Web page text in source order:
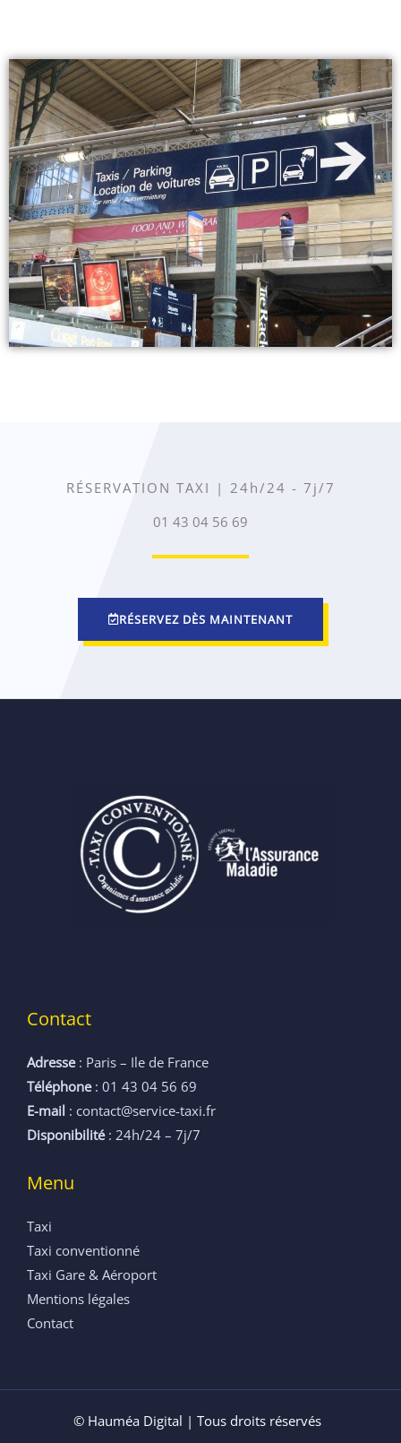
RÉSERVATION TAXI | 24h/24 - 7j/7
01 43 04 56 69
RÉSERVEZ DÈS MAINTENANT
Contact
Adresse: Paris – Ile de France
Téléphone: 01 43 04 56 69
E-mail : contact@service-taxi.fr
Disponibilité: 24h/24 – 7j/7
Menu
Taxi
Taxi conventionné
Taxi Gare & Aéroport
Mentions légales
Contact
© Hauméa Digital | Tous droits réservés